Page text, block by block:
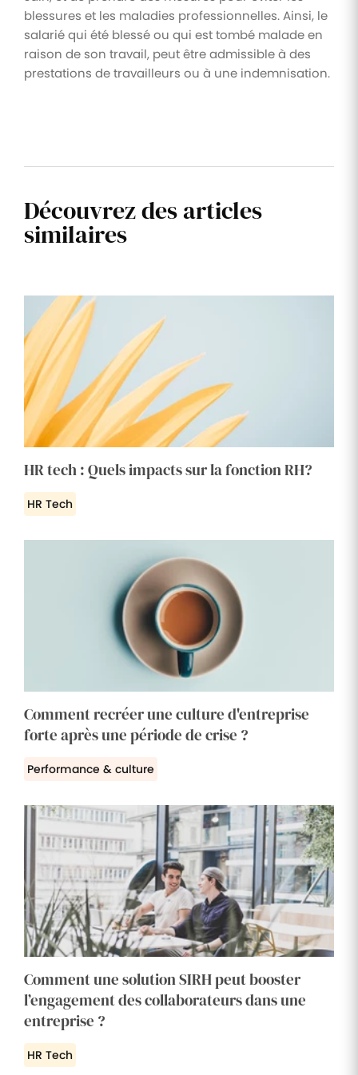
blessures et les maladies professionnelles. Ainsi, le
salarié qui été blessé ou qui est tombé malade en
raison de son travail, peut être admissible à des
prestations de travailleurs ou à une indemnisation.
Découvrez des articles
similaires
HR tech : Quels impacts sur la fonction RH?
HR Tech
Comment recréer une culture d'entreprise
forte après une période de crise ?
Performance & culture
Comment une solution SIRH peut booster
l’engagement des collaborateurs dans une
entreprise ?
HR Tech